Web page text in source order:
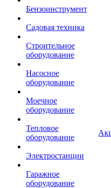
Бензоинструмент
Садовая техника
Строительное
оборудование
Насосное
оборудование
Моечное
оборудование
Тепловое
оборудование
Электростанции
Гаражное
оборудование